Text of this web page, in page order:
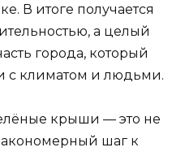
В итоге получается
а целый
города, который
с климатом и людьми.
крыши — это не
шаг к